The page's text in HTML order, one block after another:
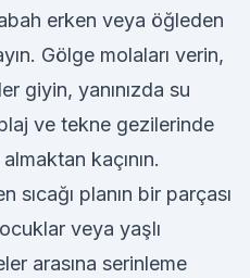
erken veya öğleden
Gölge molaları verin,
giyin, yanınızda su
ve tekne gezilerinde
kaçının.
sıcağı planın bir parçası
veya yaşlı
arasına serinleme